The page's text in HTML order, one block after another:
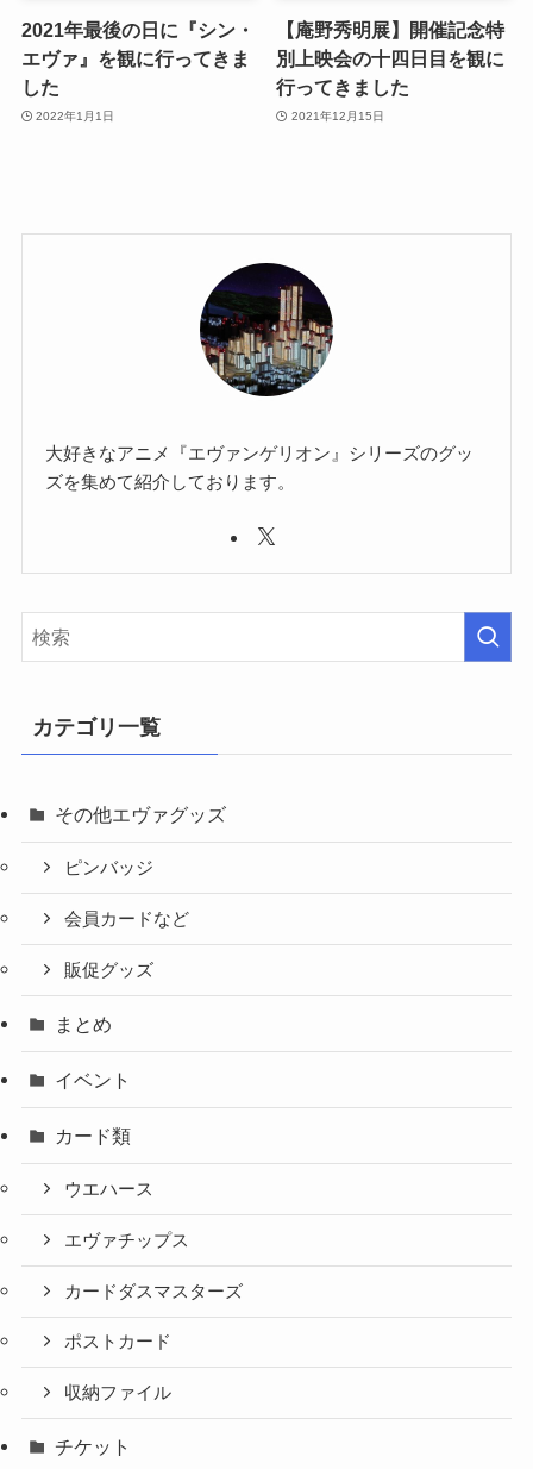
2021年最後の日に『シン・
エヴァ』を観に行ってきま
した
2022年1月1日
【庵野秀明展】開催記念特
別上映会の十四日目を観に
行ってきました
2021年12月15日
大好きなアニメ『エヴァンゲリオン』シリーズのグッ
ズを集めて紹介しております。
カテゴリ一覧
その他エヴァグッズ
ピンバッジ
会員カードなど
販促グッズ
まとめ
イベント
カード類
ウエハース
エヴァチップス
カードダスマスターズ
ポストカード
収納ファイル
チケット